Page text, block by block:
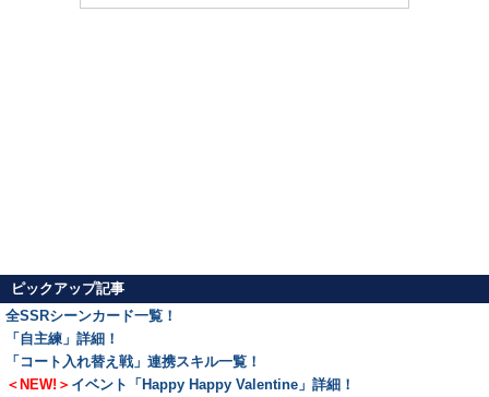
ピックアップ記事
全SSRシーンカード一覧！
「自主練」詳細！
「コート入れ替え戦」連携スキル一覧！
＜NEW!＞ イベント「Happy Happy Valentine」詳細！